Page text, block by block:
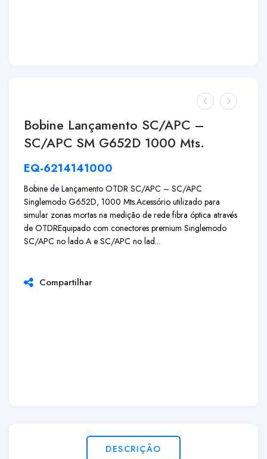
Bobine Lançamento SC/APC –
SC/APC SM G652D 1000 Mts.
EQ-6214141000
Bobine de Lançamento OTDR SC/APC – SC/APC
Singlemodo G652D, 1000 Mts.Acessório utilizado para
simular zonas mortas na medição de rede fibra óptica através
de OTDREquipado com conectores premium Singlemodo
SC/APC no lado A e SC/APC no lad...
Compartilhar
DESCRIÇÃO